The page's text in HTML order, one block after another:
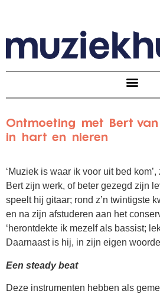
Ontmoeting met Bert
in hart en nieren
‘Muziek is waar ik voor uit bed
Bert zijn werk, of beter gezegd zijn
speelt hij gitaar; rond z’n twintigste
en na zijn afstuderen aan het
‘herontdekte ik mezelf als bassist;
Daarnaast is hij, in zijn eigen
Een steady beat
Deze instrumenten hebben als